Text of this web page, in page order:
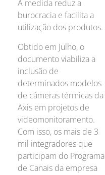
A medida reduz a
burocracia e facilita a
utilização dos produtos.
Obtido em Julho, o
documento viabiliza a
inclusão de
determinados modelos
de câmeras térmicas da
Axis em projetos de
videomonitoramento.
Com isso, os mais de 3
mil integradores que
participam do Programa
de Canais da empresa